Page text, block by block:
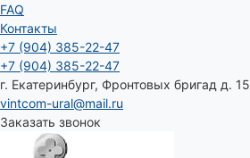
FAQ
Контакты
+7 (904) 385-22-47
+7 (904) 385-22-47
г. Екатеринбург, Фронтовых бригад д.
vintcom-ural@mail.ru
Заказать звонок